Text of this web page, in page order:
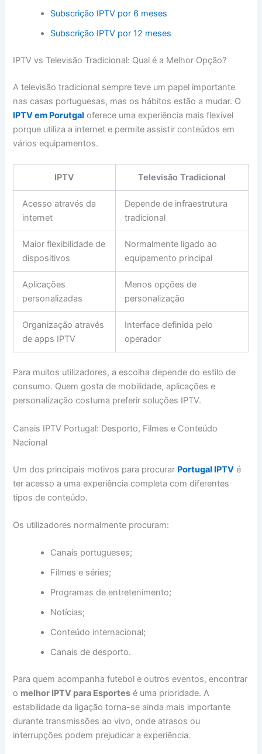
Subscrição IPTV por 6 meses
Subscrição IPTV por 12 meses
IPTV vs Televisão Tradicional: Qual é a Melhor Opção?
A televisão tradicional sempre teve um papel importante
nas casas portuguesas, mas os hábitos estão a mudar. O
IPTV em Porutgal oferece uma experiência mais flexível
porque utiliza a internet e permite assistir conteúdos em
vários equipamentos.
IPTV Televisão Tradicional
Acesso através da
internet
Depende de infraestrutura
tradicional
Maior flexibilidade de
dispositivos
Normalmente ligado ao
equipamento principal
Aplicações
personalizadas
Menos opções de
personalização
Organização através
de apps IPTV
Interface definida pelo
operador
Para muitos utilizadores, a escolha depende do estilo de
consumo. Quem gosta de mobilidade, aplicações e
personalização costuma preferir soluções IPTV.
Canais IPTV Portugal: Desporto, Filmes e Conteúdo
Nacional
Um dos principais motivos para procurar Portugal IPTV é
ter acesso a uma experiência completa com diferentes
tipos de conteúdo.
Os utilizadores normalmente procuram:
Canais portugueses;
Filmes e séries;
Programas de entretenimento;
Notícias;
Conteúdo internacional;
Canais de desporto.
Para quem acompanha futebol e outros eventos, encontrar
o melhor IPTV para Esportes é uma prioridade. A
estabilidade da ligação torna-se ainda mais importante
durante transmissões ao vivo, onde atrasos ou
interrupções podem prejudicar a experiência.